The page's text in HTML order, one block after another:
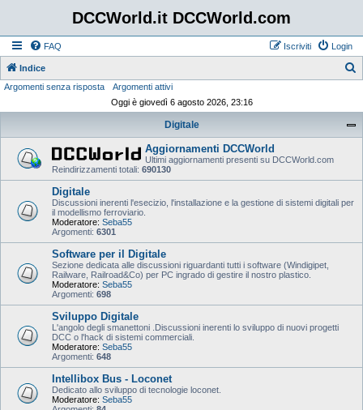
DCCWorld.it DCCWorld.com
FAQ Login
Iscriviti
Indice
Argomenti senza risposta
Argomenti attivi
Oggi è giovedì 6 agosto 2026, 23:16
Digitale
Aggiornamenti DCCWorld
Ultimi aggiornamenti presenti su DCCWorld.com
Reindirizzamenti totali: 690130
Digitale
Discussioni inerenti l'esecizio, l'installazione e la gestione di sistemi digitali per
il modellismo ferroviario.
Moderatore: Seba55
Argomenti: 6301
Software per il Digitale
Sezione dedicata alle discussioni riguardanti tutti i software (Windigipet,
Railware, Railroad&Co) per PC ingrado di gestire il nostro plastico.
Moderatore: Seba55
Argomenti: 698
Sviluppo Digitale
L'angolo degli smanettoni .Discussioni inerenti lo sviluppo di nuovi progetti
DCC o l'hack di sistemi commerciali.
Moderatore: Seba55
Argomenti: 648
Intellibox Bus - Loconet
Dedicato allo sviluppo di tecnologie loconet.
Moderatore: Seba55